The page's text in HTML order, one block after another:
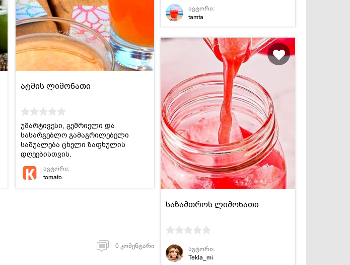
ატმის ლიმონათი
უმარტივესი, გემრიელი და
სასარგებლო გამაგრილებელი
საშუალება ცხელი ზაფხულის
დღეებისთვის.
ავტორი:
tomato
0 კომენტარი
ავტორი:
tamta
საზამთროს ლიმონათი
ავტორი:
Tekla_mi